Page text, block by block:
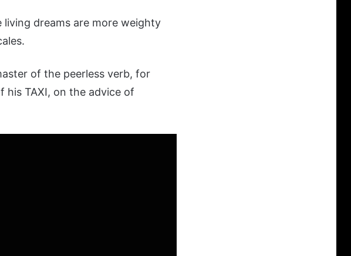
living dreams are more weighty
of the peerless verb, for
his TAXI, on the advice of